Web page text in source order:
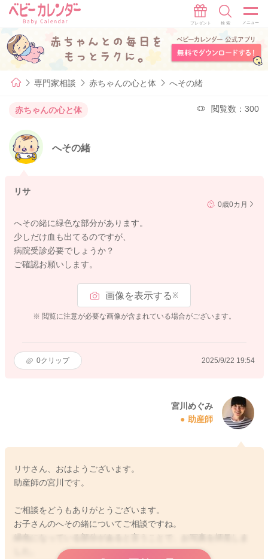
専門家相談 赤ちゃんの心と体 へその緒
赤ちゃんの心と体 閲覧数：300
へその緒
リサ
0歳0カ月
へその緒に緑色な部分があります。
少しだけ血も出てるのですが、
病院受診必要でしょうか？
ご確認お願いします。
画像を表示する※
※ 閲覧に注意が必要な画像が含まれている場合がございます。
0クリップ 2025/9/22 19:54
宮川めぐみ
助産師
リサさん、おはようございます。
助産師の宮川です。
ご相談をどうもありがとうございます。
お子さんのへその緒についてご相談ですね。